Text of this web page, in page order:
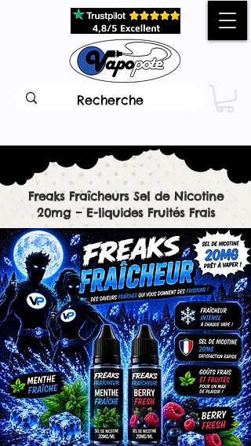
Freaks Fraîcheurs Sel de Nicotine
20mg – E-liquides Fruités Frais